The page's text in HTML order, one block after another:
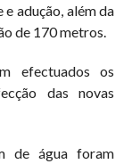
adução, além da
de 170 metros.
efectuados os
das novas
de água foram